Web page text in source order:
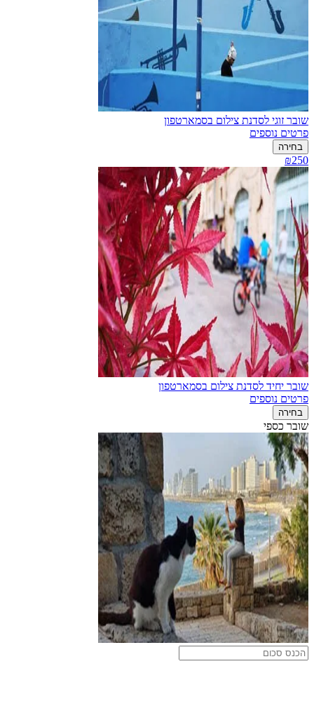
שובר זוגי לסדנת צילום בסמארטפון
פרטים נוספים
בחירה
₪250
שובר יחיד לסדנת צילום בסמארטפון
פרטים נוספים
בחירה
שובר כספי